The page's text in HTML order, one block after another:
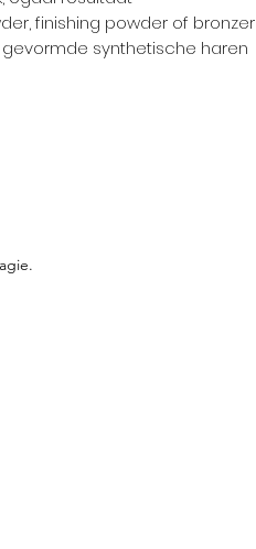
finishing powder of bronzer
synthetische haren